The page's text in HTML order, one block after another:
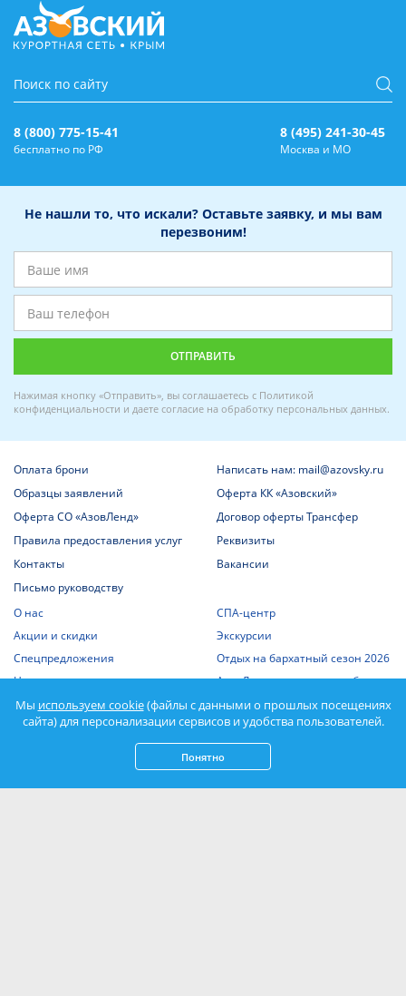
8 (800) 775-15-41
бесплатно по РФ
8 (495) 241-30-45
Москва и МО
Не нашли то, что искали? Оставьте заявку, и мы вам
перезвоним!
Нажимая кнопку «Отправить», вы соглашаетесь с Политикой
конфиденциальности и даете согласие на обработку персональных данных.
Оплата брони
Написать нам: mail@azovsky.ru
Образцы заявлений
Оферта КК «Азовский»
Оферта СО «АзовЛенд»
Договор оферты Трансфер
Правила предоставления услуг
Реквизиты
Контакты
Вакансии
Письмо руководству
О нас
Акции и скидки
Спецпредложения
Номера и цены
Фотогалереи
Шведский стол
Отдых на Азовском море
СПА-центр
Экскурсии
Отдых на бархатный сезон 2026
АзовЛенд - отдых в сентябре
Отдых в апреле и мае 2027
Статьи о Крыме
Выписка из единого реестра
объектов классификации
Мы используем cookie(файлы с данными о прошлых посещениях
сайта) для персонализации сервисов и удобства пользователей.
Понятно